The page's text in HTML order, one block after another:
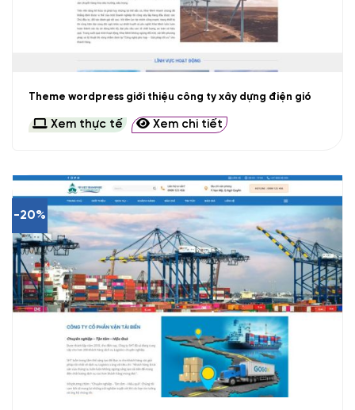
Theme wordpress giới thiệu công ty xây dựng điện gió
Xem thực tế Xem chi tiết
-20%